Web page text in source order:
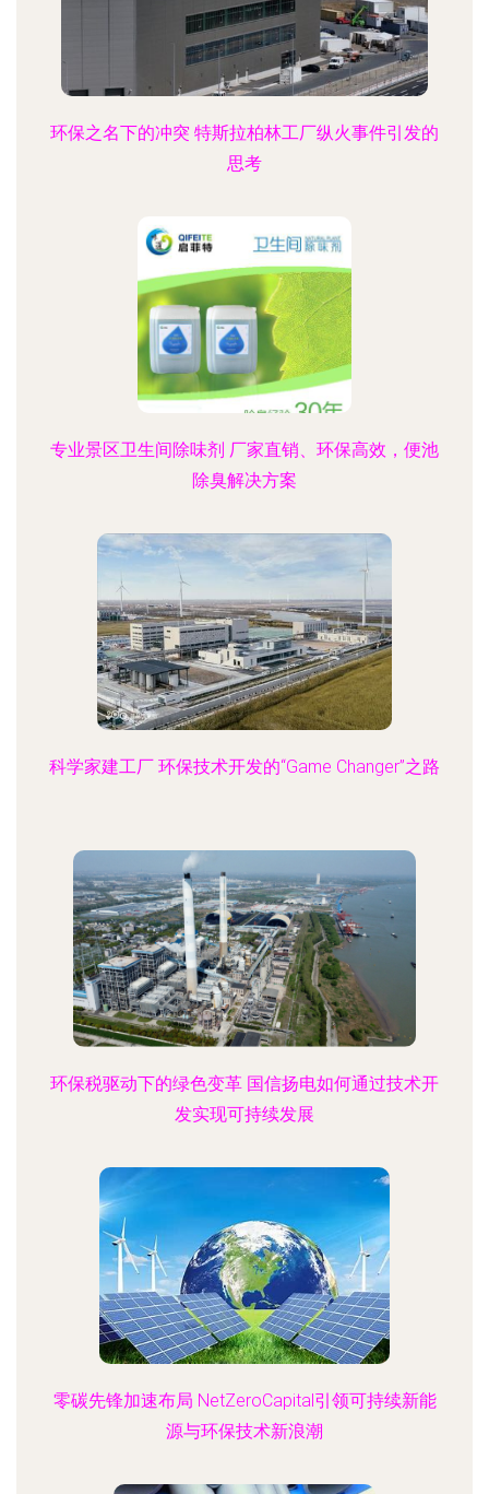
环保之名下的冲突 特斯拉柏林工厂纵火事件引发的
思考
专业景区卫生间除味剂 厂家直销、环保高效，便池
除臭解决方案
科学家建工厂 环保技术开发的“Game Changer”之路
环保税驱动下的绿色变革 国信扬电如何通过技术开
发实现可持续发展
零碳先锋加速布局 NetZeroCapital引领可持续新能
源与环保技术新浪潮